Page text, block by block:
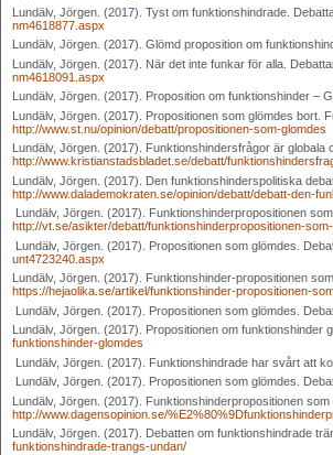
Lundälv, Jörgen. (2017). Tyst om funktionshindrade.
nm4618877.aspx
Lundälv, Jörgen. (2017). Glömd proposition om
Lundälv, Jörgen. (2017). När det inte funkar för alla.
nm4618091.aspx
Lundälv, Jörgen. (2017). Proposition om funktionshinder –
Lundälv, Jörgen. (2017). Propositionen som glömdes bort.
http://www.st.nu/opinion/debatt/propositionen-som-glomdes
Lundälv, Jörgen. (2017). Funktionshindersfrågor är
http://www.kristianstadsbladet.se/debatt/
Lundälv, Jörgen. (2017). Den funktionshinderspolitiska
http://www.dalademokraten.se/opinion/debatt/debatt-den-
Lundälv, Jörgen. (2017). Funktionshinderpropositionen
http://vt.se/asikter/debatt/funktionshinderpropositionen-
Lundälv, Jörgen. (2017). Propositionen som glömdes.
unt4723240.aspx
Lundälv, Jörgen. (2017). Funktionshinder-propositionen
https://hejaolika.se/artikel/funktionshinder-propositionen-
Lundälv, Jörgen. (2017). Propositionen som glömdes.
Lundälv, Jörgen. (2017). Propositionen om
funktionshinder-glomdes
Lundälv, Jörgen. (2017). Funktionshindrade har svårt att
Lundälv, Jörgen. (2017). Propositionen som glömdes.
Lundälv, Jörgen. (2017). Funktionshinderpropositionen
http://www.dagensopinion.se/
Lundälv, Jörgen. (2017). Debatten om funktionshindrade
funktionshindrade-trangs-undan/